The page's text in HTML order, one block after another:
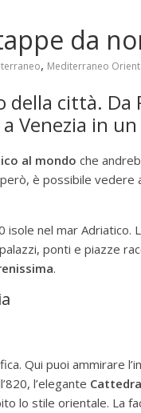
da
, Mediterraneo
città. Da
Venezia in
al mondo che
è possibile vedere
nel mar Adriatico.
ponti e piazze
.
Qui puoi ammirare
l’elegante
lo stile orientale. La